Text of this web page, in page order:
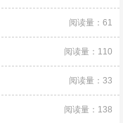
阅读量：61
阅读量：110
阅读量：33
阅读量：138